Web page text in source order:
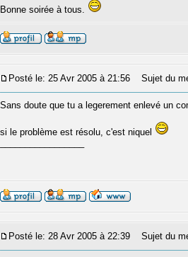
Bonne soirée à tous.
Posté le: 25 Avr 2005 à 21:56 Sujet du
Sans doute que tu a legerement enlevé un
si le problème est résolu, c'est niquel
Posté le: 28 Avr 2005 à 22:39 Sujet du